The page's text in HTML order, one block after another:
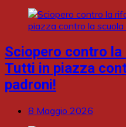
Sciopero contro
Tutti in piazza
padroni!
8 Maggio 2026